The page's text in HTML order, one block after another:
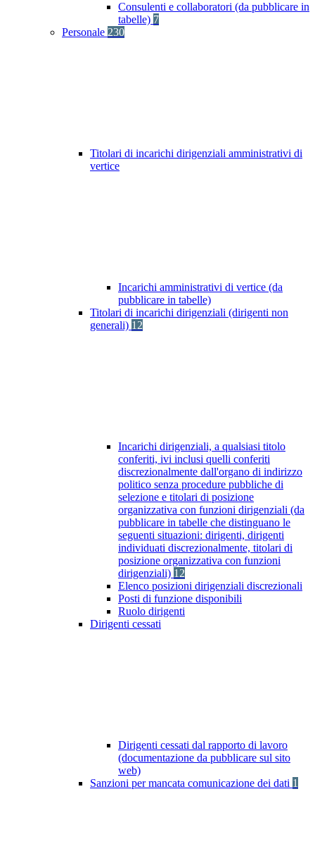
Consulenti e collaboratori (da pubblicare in
tabelle) 7
Personale 230
Titolari di incarichi dirigenziali amministrativi di
vertice
Incarichi amministrativi di vertice (da
pubblicare in tabelle)
Titolari di incarichi dirigenziali (dirigenti non
generali) 12
Incarichi dirigenziali, a qualsiasi titolo
conferiti, ivi inclusi quelli conferiti
discrezionalmente dall'organo di indirizzo
politico senza procedure pubbliche di
selezione e titolari di posizione
organizzativa con funzioni dirigenziali (da
pubblicare in tabelle che distinguano le
seguenti situazioni: dirigenti, dirigenti
individuati discrezionalmente, titolari di
posizione organizzativa con funzioni
dirigenziali) 12
Elenco posizioni dirigenziali discrezionali
Posti di funzione disponibili
Ruolo dirigenti
Dirigenti cessati
Dirigenti cessati dal rapporto di lavoro
(documentazione da pubblicare sul sito
web)
Sanzioni per mancata comunicazione dei dati 1